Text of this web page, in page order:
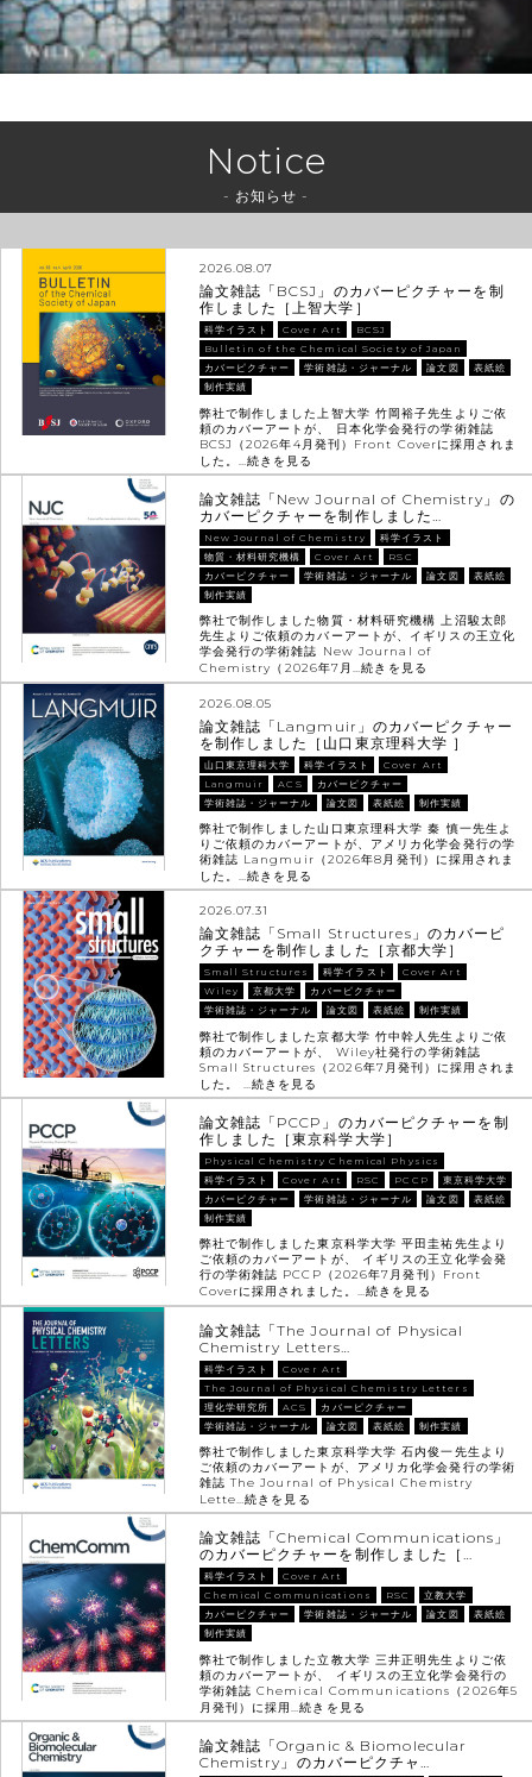
Notice
- お知らせ -
2026.08.07
論文雑誌「BCSJ」のカバーピクチャーを制
作しました［上智大学］
科学イラスト Cover Art
BCSJ
Bulletin of the Chemical Society of Japan
カバーピクチャー
学術雑誌・ジャーナル 論文図
表紙絵
制作実績
弊社で制作しました上智大学 竹岡裕子先生よりご依
頼のカバーアートが、 日本化学会発行の学術雑誌
BCSJ（2026年4月発刊）Front Coverに採用されま
した。…続きを見る
論文雑誌「New Journal of Chemistry」の
カバーピクチャーを制作しました…
New Journal of Chemistry
科学イラスト
物質・材料研究機構
Cover Art
RSC
カバーピクチャー
学術雑誌・ジャーナル 論文図
表紙絵
制作実績
弊社で制作しました物質・材料研究機構 上沼駿太郎
先生よりご依頼のカバーアートが、イギリスの王立化
学会発行の学術雑誌 New Journal of
Chemistry（2026年7月…続きを見る
2026.08.05
論文雑誌「Langmuir」のカバーピクチャー
を制作しました［山口東京理科大学 ］
山口東京理科大学 科学イラスト
Cover Art
Langmuir
ACS
カバーピクチャー
学術雑誌・ジャーナル
論文図 表紙絵 制作実績
弊社で制作しました山口東京理科大学 秦 慎一先生よ
りご依頼のカバーアートが、アメリカ化学会発行の学
術雑誌 Langmuir（2026年8月発刊）に採用されま
した。…続きを見る
2026.07.31
論文雑誌「Small Structures」のカバーピ
クチャーを制作しました［京都大学］
Small Structures 科学イラスト
Cover Art
Wiley
京都大学
カバーピクチャー
学術雑誌・ジャーナル
論文図 表紙絵 制作実績
弊社で制作しました京都大学 竹中幹人先生よりご依
頼のカバーアートが、 Wiley社発行の学術雑誌
Small Structures（2026年7月発刊）に採用されま
した。 …続きを見る
論文雑誌「PCCP」のカバーピクチャーを制
作しました［東京科学大学］
Physical Chemistry Chemical Physics
科学イラスト
Cover Art RSC PCCP
東京科学大学
カバーピクチャー
学術雑誌・ジャーナル 論文図
表紙絵
制作実績
弊社で制作しました東京科学大学 平田圭祐先生より
ご依頼のカバーアートが、 イギリスの王立化学会発
行の学術雑誌 PCCP（2026年7月発刊）Front
Coverに採用されました。…続きを見る
論文雑誌「The Journal of Physical
Chemistry Letters…
科学イラスト
Cover Art
The Journal of Physical Chemistry Letters
理化学研究所
ACS
カバーピクチャー
学術雑誌・ジャーナル
論文図 表紙絵 制作実績
弊社で制作しました東京科学大学 石内俊一先生より
ご依頼のカバーアートが、アメリカ化学会発行の学術
雑誌 The Journal of Physical Chemistry
Lette…続きを見る
論文雑誌「Chemical Communications」
のカバーピクチャーを制作しました［…
科学イラスト
Cover Art
Chemical Communications
RSC
立教大学
カバーピクチャー
学術雑誌・ジャーナル 論文図
表紙絵
制作実績
弊社で制作しました立教大学 三井正明先生よりご依
頼のカバーアートが、 イギリスの王立化学会発行の
学術雑誌 Chemical Communications（2026年5
月発刊）に採用…続きを見る
論文雑誌「Organic & Biomolecular
Chemistry」のカバーピクチャ…